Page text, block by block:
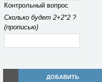
Контрольный вопрос
Сколько будет 2+2*2 ?
(прописью)
ДОБАВИТЬ